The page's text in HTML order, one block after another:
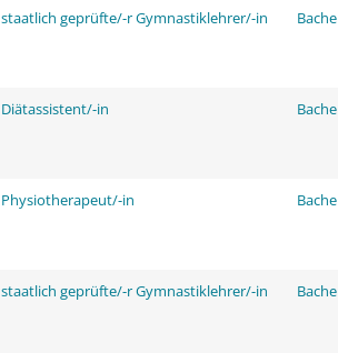
staatlich geprüfte/-r Gymnastiklehrer/-in
Diätassistent/-in
Physiotherapeut/-in
staatlich geprüfte/-r Gymnastiklehrer/-in